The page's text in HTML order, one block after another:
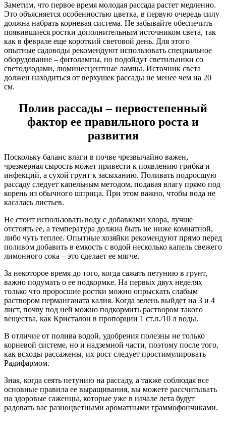
Заметим, что первое время молодая рассада растет медленно.
Это объясняется особенностью цветка, в первую очередь силу
должна набрать корневая система. Не забывайте обеспечить
появившиеся ростки дополнительным источником света, так
как в феврале еще короткий световой день. Для этого
опытные садоводы рекомендуют использовать специальное
оборудование – фитолампы, но подойдут светильники со
светодиодами, люминесцентные лампы. Источник света
должен находиться от верхушек рассады не менее чем на 20
см.
Полив рассады – первостепенный
фактор ее правильного роста и
развития
Поскольку баланс влаги в почве чрезвычайно важен,
чрезмерная сырость может привести к появлению грибка и
инфекций, а сухой грунт к засыханию. Поливать подросшую
рассаду следует капельным методом, подавая влагу прямо под
корень из обычного шприца. При этом важно, чтобы вода не
касалась листьев.
Не стоит использовать воду с добавками хлора, лучше
отстоять ее, а температура должна быть не ниже комнатной,
либо чуть теплее. Опытные хозяйки рекомендуют прямо перед
поливом добавить в емкость с водой несколько капель свежего
лимонного сока – это сделает ее мягче.
За некоторое время до того, когда сажать петунию в грунт,
важно подумать о ее подкормке. На первых двух неделях
только что проросшие ростки можно опрыскать слабым
раствором перманганата калия. Когда зелень выйдет на 3 и 4
лист, почву под ней можно подкормить раствором такого
вещества, как Кристалон в пропорции 1 ст.л./10 л воды.
В отличие от полива водой, удобрения полезны не только
корневой системе, но и надземной части, поэтому после того,
как всходы рассажены, их рост следует простимулировать
Радифармом.
Зная, когда сеять петунию на рассаду, а также соблюдая все
основные правила ее выращивания, вы можете рассчитывать
на здоровые саженцы, которые уже в начале лета будут
радовать вас разноцветными ароматными граммофончиками.